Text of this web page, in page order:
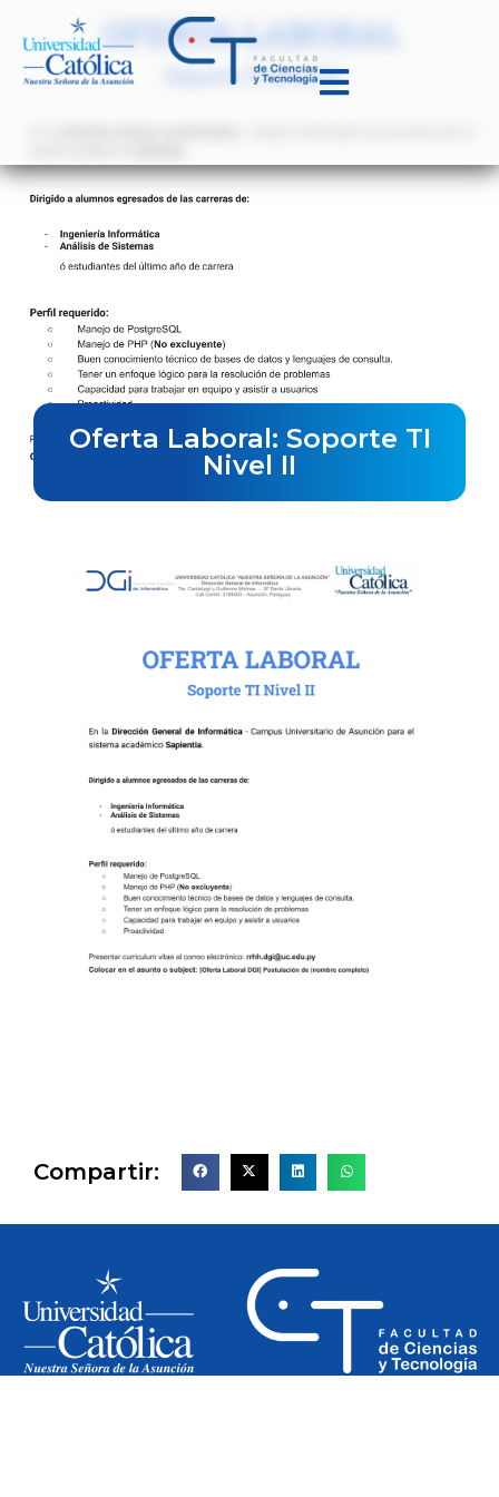
Oferta Laboral: Soporte TI
Nivel II
Compartir: